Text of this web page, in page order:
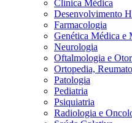
Clínica Médica
Desenvolvimento
Farmacologia
Genética Médica e
Neurologia
Oftalmologia e
Ortopedia,
Patologia
Pediatria
Psiquiatria
Radiologia e